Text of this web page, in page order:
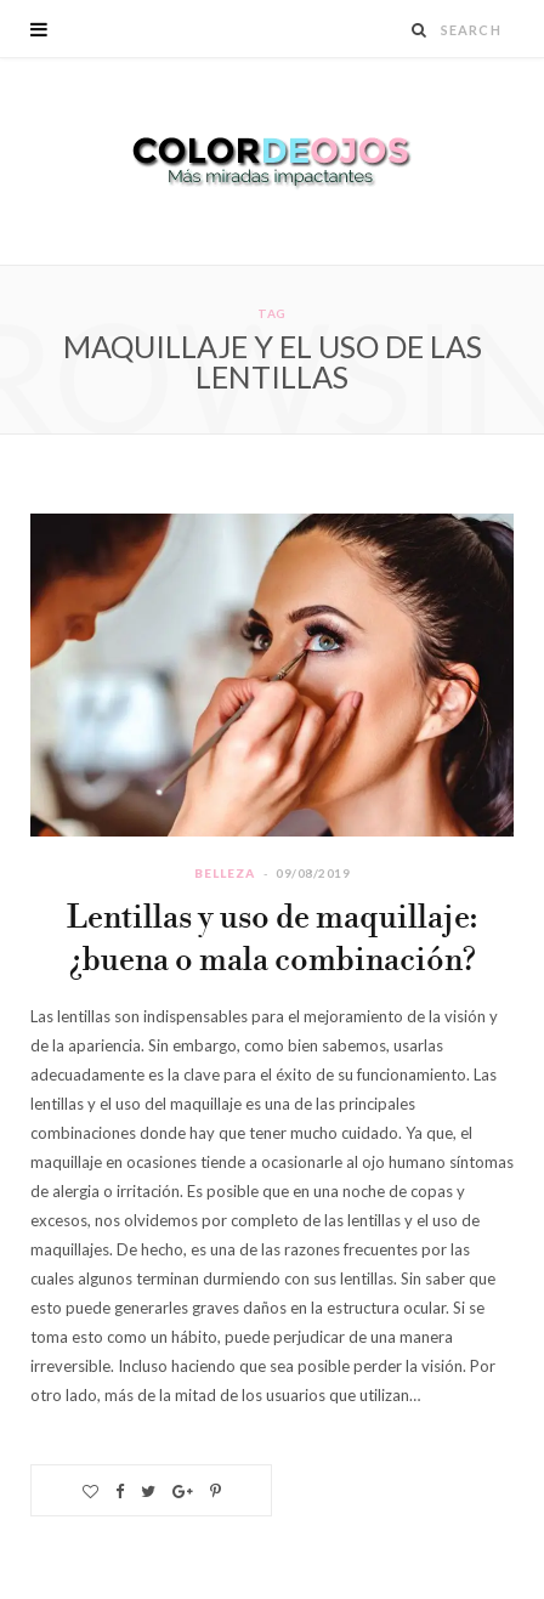
TAG
MAQUILLAJE Y EL USO DE LAS
LENTILLAS
BELLEZA 09/08/2019
Lentillas y uso de maquillaje:
¿buena o mala combinación?
Las lentillas son indispensables para el mejoramiento de la visión y
de la apariencia. Sin embargo, como bien sabemos, usarlas
adecuadamente es la clave para el éxito de su funcionamiento. Las
lentillas y el uso del maquillaje es una de las principales
combinaciones donde hay que tener mucho cuidado. Ya que, el
maquillaje en ocasiones tiende a ocasionarle al ojo humano síntomas
de alergia o irritación. Es posible que en una noche de copas y
excesos, nos olvidemos por completo de las lentillas y el uso de
maquillajes. De hecho, es una de las razones frecuentes por las
cuales algunos terminan durmiendo con sus lentillas. Sin saber que
esto puede generarles graves daños en la estructura ocular. Si se
toma esto como un hábito, puede perjudicar de una manera
irreversible. Incluso haciendo que sea posible perder la visión. Por
otro lado, más de la mitad de los usuarios que utilizan…